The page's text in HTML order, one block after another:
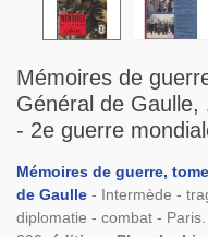
Mémoires de
Général de
- 2e guerre
Mémoires de guerre,
de Gaulle - Intermède -
diplomatie - combat -